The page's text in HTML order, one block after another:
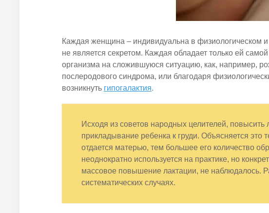
Каждая женщина – индивидуальна в физиологическом и
не является секретом. Каждая обладает только ей
организма на сложившуюся ситуацию, как, например,
послеродового синдрома, или благодаря
возникнуть гипогалактия.
Исходя из советов народных целителей, повысить
прикладывание ребенка к груди. Объясняется это
отдается матерью, тем большее его количество
неоднократно используется на практике, но
массовое повышение лактации, не наблюдалось.
систематических случаях.